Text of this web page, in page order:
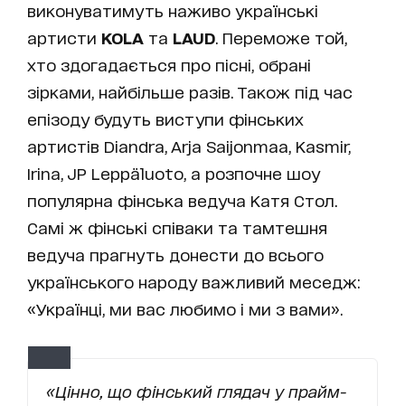
виконуватимуть наживо українські
артисти KOLA та LAUD . Переможе той,
хто здогадається про пісні, обрані
зірками, найбільше разів. Також під час
епізоду будуть виступи фінських
артистів Diandra, Arja Saijonmaa, Kasmir,
Irina, JP Leppäluoto, а розпочне шоу
популярна фінська ведуча Катя Стол.
Самі ж фінські співаки та тамтешня
ведуча прагнуть донести до всього
українського народу важливий меседж:
«Українці, ми вас любимо і ми з вами».
«Цінно, що фінський глядач у прайм-